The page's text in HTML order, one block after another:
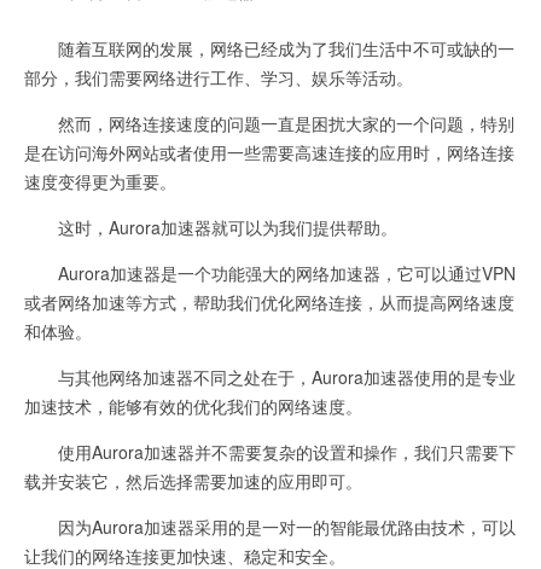
随着互联网的发展，网络已经成为了我们生活中不可或缺的一
部分，我们需要网络进行工作、学习、娱乐等活动。
然而，网络连接速度的问题一直是困扰大家的一个问题，特别
是在访问海外网站或者使用一些需要高速连接的应用时，网络连接
速度变得更为重要。
这时，Aurora加速器就可以为我们提供帮助。
Aurora加速器是一个功能强大的网络加速器，它可以通过VPN
或者网络加速等方式，帮助我们优化网络连接，从而提高网络速度
和体验。
与其他网络加速器不同之处在于，Aurora加速器使用的是专业
加速技术，能够有效的优化我们的网络速度。
使用Aurora加速器并不需要复杂的设置和操作，我们只需要下
载并安装它，然后选择需要加速的应用即可。
因为Aurora加速器采用的是一对一的智能最优路由技术，可以
让我们的网络连接更加快速、稳定和安全。